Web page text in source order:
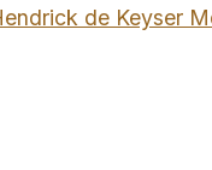
de Keyser